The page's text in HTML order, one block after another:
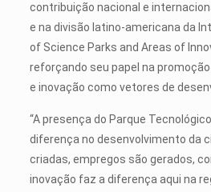
contribuição nacional e
e na divisão latino-americana da
of Science Parks and Areas of
reforçando seu papel na
e inovação como vetores de
“A presença do Parque
diferença no desenvolvimento da
criadas, empregos são gerados,
inovação faz a diferença aqui na